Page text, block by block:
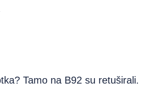
Tamo na B92 su retuširali.